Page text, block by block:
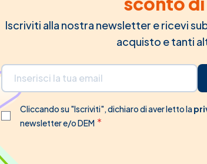
Iscriviti alla nostra newsletter e ricevi
acquisto e tanti
Indirizzo email
Cliccando su "Iscriviti", dichiaro di aver letto la
newsletter e/o DEM